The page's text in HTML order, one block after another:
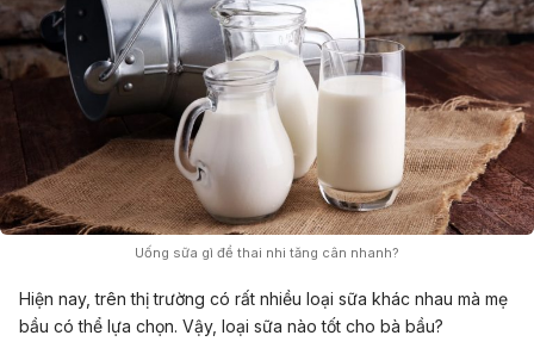
Uống sữa gì để thai nhi tăng cân nhanh?
Hiện nay, trên thị trường có rất nhiều loại sữa khác nhau mà mẹ
bầu có thể lựa chọn. Vậy, loại sữa nào tốt cho bà bầu?